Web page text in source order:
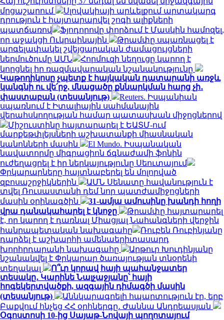
մրցաշարում
Սլովակիայի արևելքում արտակարգ
դրություն է հայտարարվել շոգի ալիքների
պատճառով
Ֆյոդորովը փորձում է Մասկին համոզել,
որ աջակցի Ուկրաինային
Թրամփը սպառնացել է
արգելափակել շվեյցարական ժամացույցների
ներմուծումը ԱՄՆ
Հորմուզի նեղուցը կարող է
կորցնել իր ռազմավարական նշանակությունը
Կաթողիկոսը չպետք է հայկական դատարանի առջև
կանգնի ու վե՛րջ, մնացածը քննարկման հարց չի․
փաստաբան (տեսանյութ)
Reuters. Իսպանիան
սպառնում է Իտալիային սահմանային
վերահսկողության համար պատասխան միջոցներով
Միշուստինը հայտարարել է ԵԱՏՄ-ում
մարքեթփլեյսների աշխատանքի միասնական
կանոնների մասին
El Mundo. Իսպանական
նավատորմը միգրացիոն ճգնաժամի ֆոնին
ուժեղացրել է իր ներկայությունը Սեուտայում
Փրկարարները հայտնաբերել են մոլորված
զբոսաշրջիկներին
ԱՄՆ Սենատը հավանություն է
տվել Ռուսաստանի դեմ նոր պատժամիջոցների
մասին օրինագծին
31-ամյա ամուսինը խանդի հողի
վրա դանակահարել է կնոջը
Թրամփը հայտարարել
է, որ կարող է դառնալ Միացյալ Նահանգների վերջին
հանրապետական ​​նախագահը
Ռուբեն Ռուբինյանը
դարձել է աշխարհի ամենաերիտասարդ
խորհրդարանի նախագահը
Արթուր Խուդինյանը
նշանակվել է Փրկարար ծառայության տնօրենի
տեղակալ
Ո՞ւր կորավ հայի պահանջատեր
տեսակը․ Կարինե Նալչաջյանը՝ հայի
հոգեկերտվածքի, ազգային դիմագծի մասին
(տեսանյութ)
Աննկարագրելի հպարտություն էր, երբ
Բաքվում հնչեց ՀՀ օրհներգը․ Ժաննա Անդրեասյան
Օգոստոսի 10-ից Սայաթ-Նովայի պողոտայում